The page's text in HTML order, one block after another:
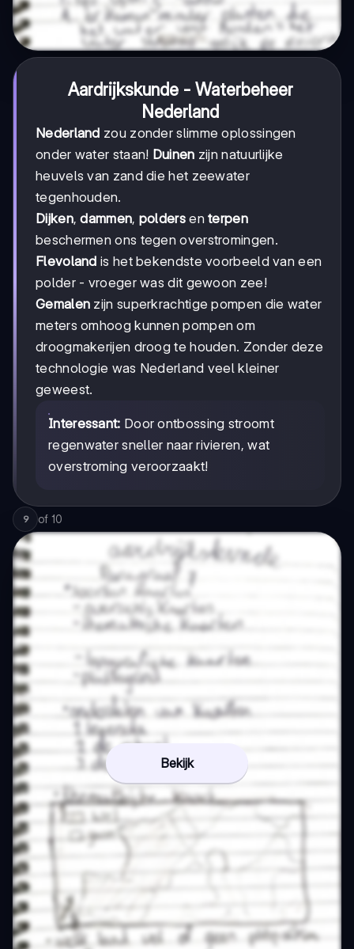
Aardrijkskunde - Waterbeheer
Nederland
Nederland zou zonder slimme oplossingen
onder water staan! Duinen zijn natuurlijke
heuvels van zand die het zeewater
tegenhouden.
Dijken,dammen, poldersenterpen
beschermen ons tegen overstromingen.
Flevoland is het bekendste voorbeeld van een
polder - vroeger was dit gewoon zee!
Gemalen zijn superkrachtige pompen die water
meters omhoog kunnen pompen om
droogmakerijen droog te houden. Zonder deze
technologie was Nederland veel kleiner
geweest.
Interessant: Door ontbossing stroomt
regenwater sneller naar rivieren, wat
overstroming veroorzaakt!
9 of 10
Bekijk